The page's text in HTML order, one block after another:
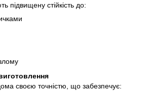
підвищену стійкість до:
своєю точністю, що забезпечує: